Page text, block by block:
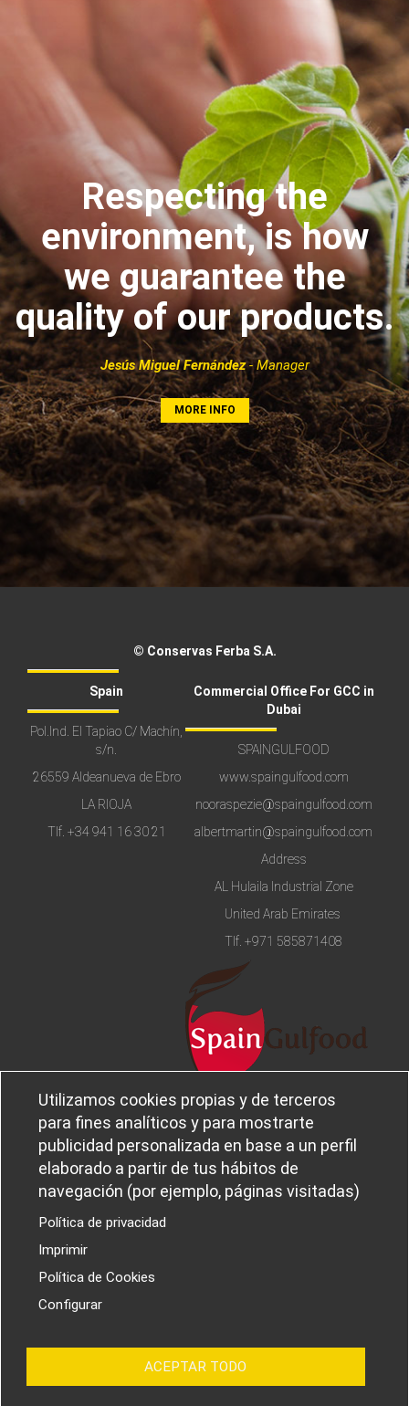
Respecting the
environment, is how
we guarantee the
quality of our products.
Jesús Miguel Fernández- Manager
MORE INFO
© Conservas Ferba S.A.
Spain
Pol.Ind. El Tapiao C/ Machín,
s/n.
26559 Aldeanueva de Ebro
LA RIOJA
Tlf. +34 941 16 30 21
Commercial Office For GCC in
Dubai
SPAINGULFOOD
www.spaingulfood.com
nooraspezie@spaingulfood.com
albertmartin@spaingulfood.com
Address
AL Hulaila Industrial Zone
United Arab Emirates
Tlf.+971 585871408
Utilizamos cookies propias y de terceros
para fines analíticos y para mostrarte
publicidad personalizada en base a un perfil
elaborado a partir de tus hábitos de
navegación (por ejemplo, páginas visitadas)
Política de privacidad
Imprimir
Política de Cookies
Configurar
ACEPTAR TODO
Sobre
Ferba
Legal notice and privacy policy
Política de privacidad
Cookies policy
Canal Ético
PROYECTOS I+D+I